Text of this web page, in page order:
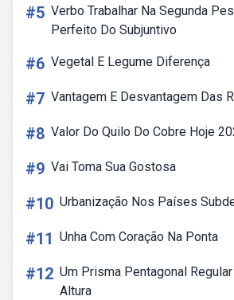
#5 Verbo Trabalhar Na Segunda
Perfeito Do Subjuntivo
#6 Vegetal E Legume Diferença
#7 Vantagem E Desvantagem Das
#8 Valor Do Quilo Do Cobre Hoje
#9 Vai Toma Sua Gostosa
#10 Urbanização Nos Países
#11 Unha Com Coração Na Ponta
#12 Um Prisma Pentagonal
Altura